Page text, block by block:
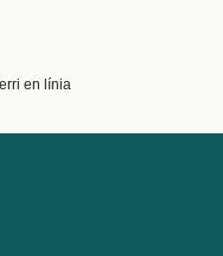
en línia